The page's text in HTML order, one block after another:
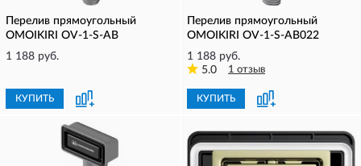
Перелив прямоугольный
OMOIKIRI OV-1-S-AB
1 188 руб.
КУПИТЬ
Перелив прямоугольный
OMOIKIRI OV-1-S-AB022
1 188 руб.
5.0
1 отзыв
КУПИТЬ